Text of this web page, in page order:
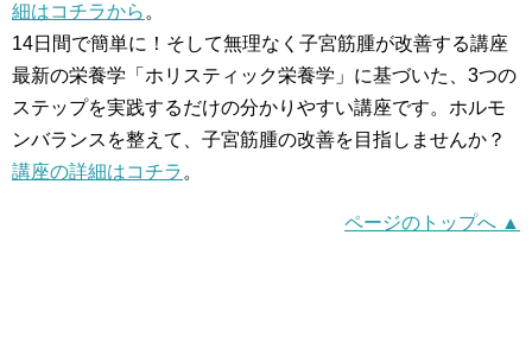
細はコチラから 。
14日間で簡単に！そして無理なく子宮筋腫が改善する講座
最新の栄養学「ホリスティック栄養学」に基づいた、3つの
ステップを実践するだけの分かりやすい講座です。ホルモ
ンバランスを整えて、子宮筋腫の改善を目指しませんか？
講座の詳細はコチラ 。
ページのトップへ ▲